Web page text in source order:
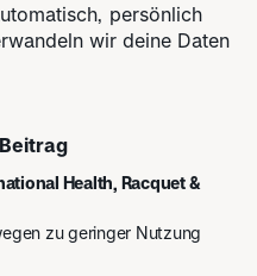
persönlich
wir deine Daten
Health, Racquet &
zu geringer Nutzung